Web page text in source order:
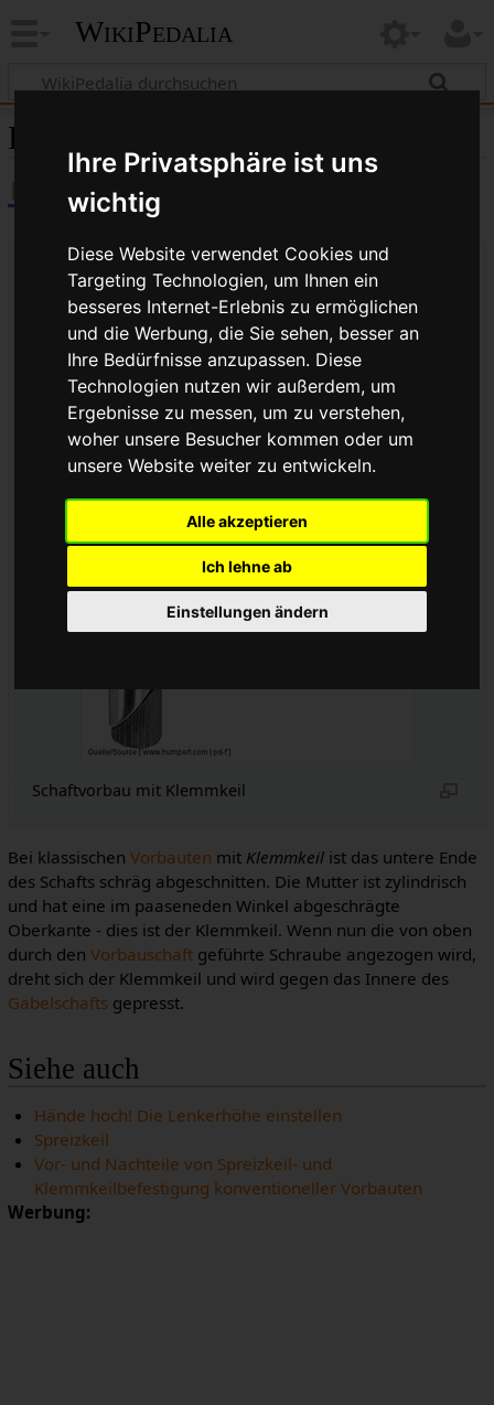
Ihre Privatsphäre ist uns
wichtig
Diese Website verwendet Cookies und
Targeting Technologien, um Ihnen ein
besseres Internet-Erlebnis zu ermöglichen
und die Werbung, die Sie sehen, besser an
Ihre Bedürfnisse anzupassen. Diese
Technologien nutzen wir außerdem, um
Ergebnisse zu messen, um zu verstehen,
woher unsere Besucher kommen oder um
unsere Website weiter zu entwickeln.
Alle akzeptieren
Ich lehne ab
Einstellungen ändern
WikiPedalia
Klemmkeil
Schaftvorbau mit Klemmkeil
Bei klassischen Vorbauten mit Klemmkeilist das untere Ende
des Schafts schräg abgeschnitten. Die Mutter ist zylindrisch
und hat eine im paaseneden Winkel abgeschrägte
Oberkante - dies ist der Klemmkeil. Wenn nun die von oben
durch den Vorbauschaftgeführte Schraube angezogen wird,
dreht sich der Klemmkeil und wird gegen das Innere des
Gabelschaftsgepresst.
Siehe auch
Hände hoch! Die Lenkerhöhe einstellen
Spreizkeil
Vor- und Nachteile von Spreizkeil- und
Klemmkeilbefestigung konventioneller Vorbauten
Werbung: